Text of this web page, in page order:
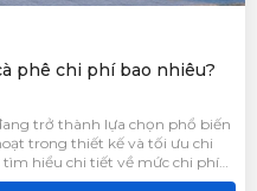
phê chi phí bao nhiêu?
trở thành lựa chọn phổ biến
trong thiết kế và tối ưu chi
tìm hiểu chi tiết về mức chi phí
tối ưu ngân sách qua bài